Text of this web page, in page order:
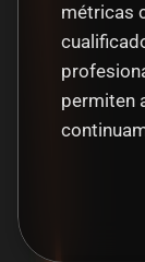
métricas
permiten